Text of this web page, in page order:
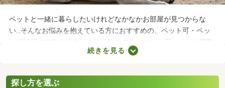
ペットと一緒に暮らしたいけれどなかなかお部屋が見つからな
い…そんなお悩みを抱えている方におすすめの、ペット可・ペッ
ト相談可の物件を紹介します。物件のなかには、広々とした間取
りや新しい設備を備えているお部屋もあります。人とペットが安
できるお部屋を探してみてくださいね。
続きを見る
探し方を選ぶ